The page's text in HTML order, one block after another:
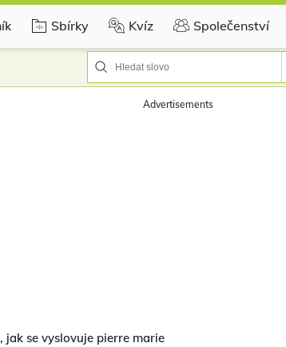
Sbírky Kvíz Společenství
Advertisements
jak se vyslovuje pierre marie